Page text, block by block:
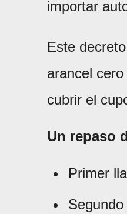
importar
Este
arancel
cubrir el
Un repaso
Primer